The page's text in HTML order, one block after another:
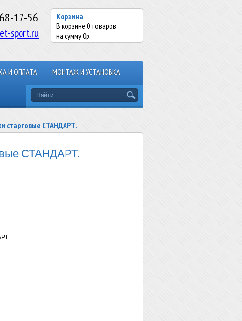
Корзина
В корзине 0 товаров
на сумму0р.
17-56
sport.ru
И ОПЛАТА МОНТАЖ И УСТАНОВКА
стартовые СТАНДАРТ.
СТАНДАРТ.